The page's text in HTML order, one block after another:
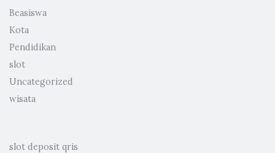
Beasiswa
Kota
Pendidikan
slot
Uncategorized
wisata
slot deposit qris